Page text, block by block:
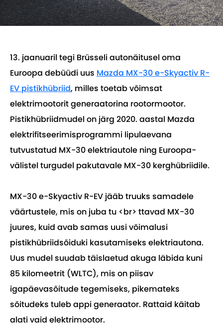
13. jaanuaril tegi Brüsseli autonäitusel oma
Euroopa debüüdi uus Mazda MX-30 e-Skyactiv R-
EV pistikhübriid, milles toetab võimsat
elektrimootorit generaatorina rootormootor.
Pistikhübriidmudel on järg 2020. aastal Mazda
elektrifitseerimisprogrammi lipulaevana
tutvustatud MX-30 elektriautole ning Euroopa-
välistel turgudel pakutavale MX-30 kerghübriidile.
MX-30 e-Skyactiv R-EV jääb truuks samadele
väärtustele, mis on juba tu <br> ttavad MX-30
juures, kuid avab samas uusi võimalusi
pistikhübriidsõiduki kasutamiseks elektriautona.
Uus mudel suudab täislaetud akuga läbida kuni
85 kilomeetrit (WLTC), mis on piisav
igapäevasõitude tegemiseks, pikemateks
sõitudeks tuleb appi generaator. Rattaid käitab
alati vaid elektrimootor.